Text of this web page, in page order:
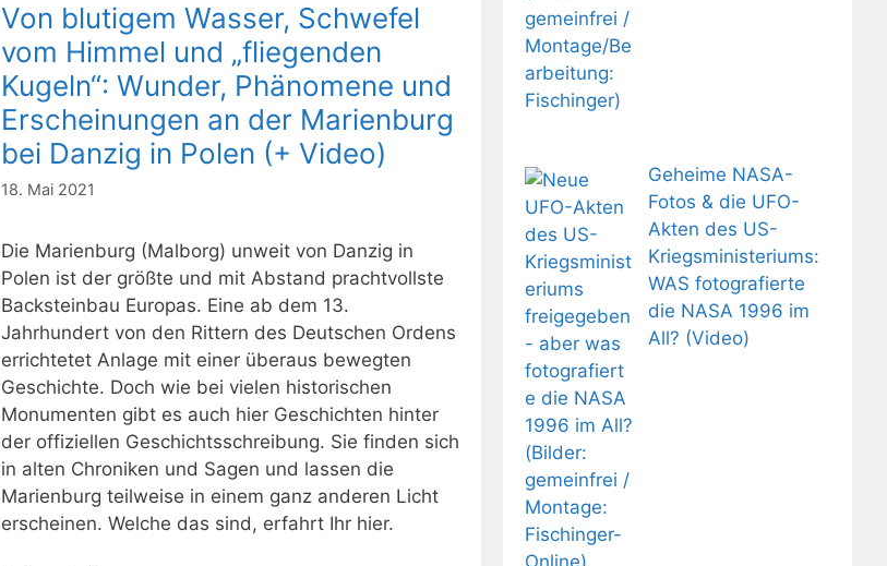
Von blutigem Wasser, Schwefel
vom Himmel und „fliegenden
Kugeln“: Wunder, Phänomene und
Erscheinungen an der Marienburg
bei Danzig in Polen (+ Video)
18. Mai 2021
Die Marienburg (Malborg) unweit von Danzig in
Polen ist der größte und mit Abstand prachtvollste
Backsteinbau Europas. Eine ab dem 13.
Jahrhundert von den Rittern des Deutschen Ordens
errichtetet Anlage mit einer überaus bewegten
Geschichte. Doch wie bei vielen historischen
Monumenten gibt es auch hier Geschichten hinter
der offiziellen Geschichtsschreibung. Sie finden sich
in alten Chroniken und Sagen und lassen die
Marienburg teilweise in einem ganz anderen Licht
erscheinen. Welche das sind, erfahrt Ihr hier.
Geheime NASA-
Fotos & die UFO-
Akten des US-
Kriegsministeriums:
WAS fotografierte
die NASA 1996 im
All? (Video)